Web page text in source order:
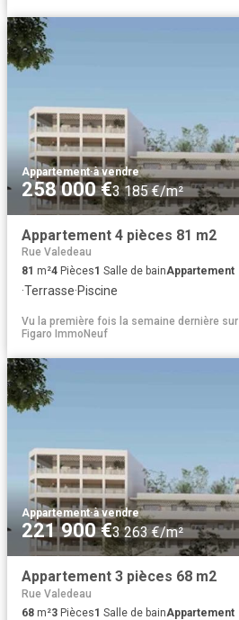
Appartement·à vendre
258 000 €3 185 €/m²
Appartement 4 pièces 81 m2
Rue Valedeau
81 m²4 Pièces1 Salle de bainAppartement
·Terrasse·Piscine
Vu la première fois la semaine dernière sur
Figaro ImmoNeuf
Appartement·à vendre
221 900 €3 263 €/m²
Appartement 3 pièces 68 m2
Rue Valedeau
68 m²3 Pièces1 Salle de bainAppartement